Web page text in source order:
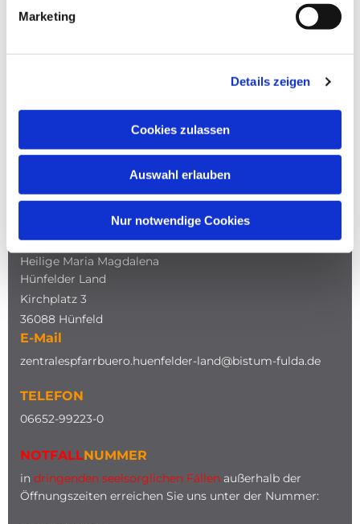
Marketing
Details zeigen
Cookies zulassen
Auswahl erlauben
Nur notwendige Cookies
NAVIGATION
Katholische Kirche
Heilige Maria Magdalena
Hünfelder Land
Kirchplatz 3
36088 Hünfeld
E-Mail
zentralespfarrbuero.huenfelder-land@bistum-fulda.de
TELEFON
06652-99223-0
NOTFALLNUMMER
in dringenden seelsorglichen Fällen außerhalb der
Öffnungszeiten erreichen Sie uns unter der Nummer: